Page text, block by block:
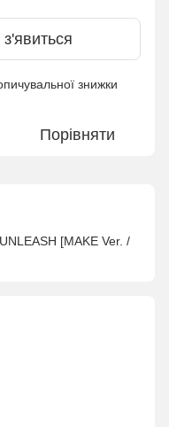
знижки
Порівняти